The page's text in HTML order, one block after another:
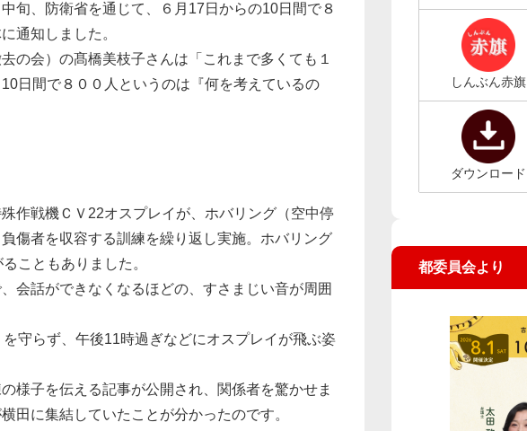
、防衛省を通じて、６月17日からの10日間で８
通知しました。
会）の髙橋美枝子さんは「これまで多くても１
日間で８００人というのは『何を考えているの
作戦機ＣＶ22オスプレイが、ホバリング（空中停
傷者を収容する訓練を繰り返し実施。ホバリング
こともありました。
会話ができなくなるほどの、すさまじい音が周囲
守らず、午後11時過ぎなどにオスプレイが飛ぶ姿
様子を伝える記事が公開され、関係者を驚かせま
田に集結していたことが分かったのです。
しんぶん赤旗
ダウンロード
都委員会より